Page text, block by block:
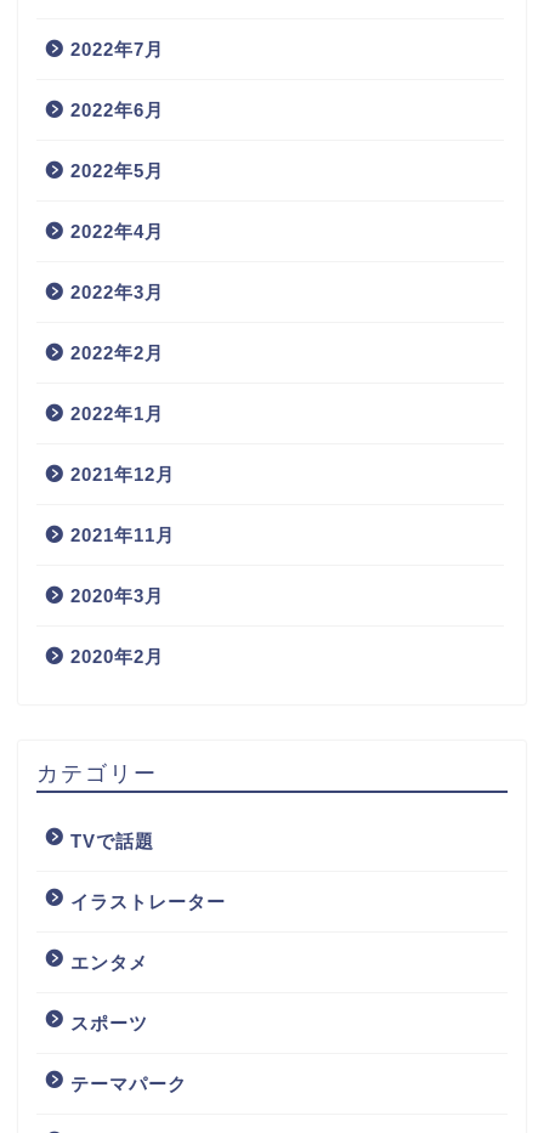
2022年7月
2022年6月
2022年5月
2022年4月
2022年3月
2022年2月
2022年1月
2021年12月
2021年11月
2020年3月
2020年2月
カテゴリー
TVで話題
イラストレーター
エンタメ
スポーツ
テーマパーク